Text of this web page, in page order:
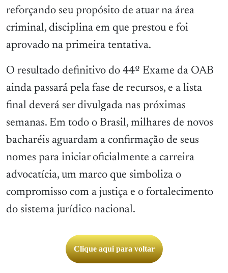
reforçando seu propósito de atuar na área
criminal, disciplina em que prestou e foi
aprovado na primeira tentativa.
O resultado definitivo do 44º Exame da OAB
ainda passará pela fase de recursos, e a lista
final deverá ser divulgada nas próximas
semanas. Em todo o Brasil, milhares de novos
bacharéis aguardam a confirmação de seus
nomes para iniciar oficialmente a carreira
advocatícia, um marco que simboliza o
compromisso com a justiça e o fortalecimento
do sistema jurídico nacional.
Clique aqui para voltar